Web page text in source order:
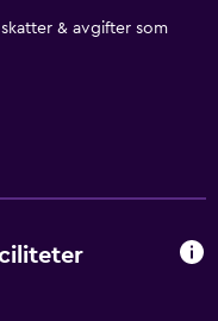
& avgifter som